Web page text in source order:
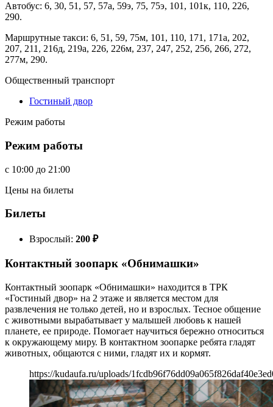
Автобус: 6, 30, 51, 57, 57а, 59э, 75, 75э, 101, 101к, 110, 226,
290.
Маршрутные такси: 6, 51, 59, 75м, 101, 110, 171, 171а, 202,
207, 211, 216д, 219а, 226, 226м, 237, 247, 252, 256, 266, 272,
277м, 290.
Общественный транспорт
Гостиный двор
Режим работы
Режим работы
c 10:00 до 21:00
Цены на билеты
Билеты
Взрослый: 200 ₽
Контактный зоопарк «Обнимашки»
Контактный зоопарк «Обнимашки» находится в ТРК
«Гостиный двор» на 2 этаже и является местом для
развлечения не только детей, но и взрослых. Тесное общение
с животными вырабатывает у малышей любовь к нашей
планете, ее природе. Помогает научиться бережно относиться
к окружающему миру. В контактном зоопарке ребята гладят
животных, общаются с ними, гладят их и кормят.
https://kudaufa.ru/uploads/